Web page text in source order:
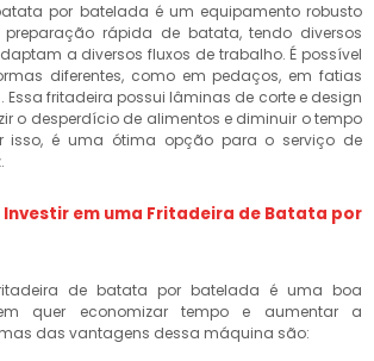
por batelada é um equipamento robusto
rápida de batata, tendo diversos
a diversos fluxos de trabalho. É possível
diferentes, como em pedaços, em fatias
Essa fritadeira possui lâminas de corte e design
o desperdício de alimentos e diminuir o tempo
isso, é uma ótima opção para o serviço de
em uma Fritadeira de Batata por
de batata por batelada é uma boa
quer economizar tempo e aumentar a
das vantagens dessa máquina são: